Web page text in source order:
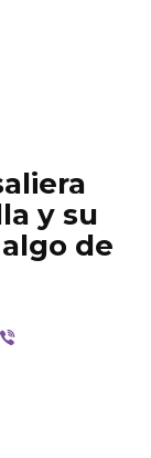
y su
de